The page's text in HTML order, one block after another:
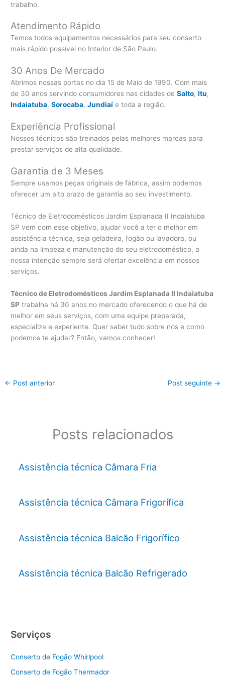
trabalho.
Atendimento Rápido
Temos todos equipamentos necessários para seu conserto
mais rápido possível no Interior de São Paulo.
30 Anos De Mercado
Abrimos nossas portas no dia 15 de Maio de 1990. Com mais
de 30 anos servindo consumidores nas cidades deSalto,Itu,
Indaiatuba,Sorocaba,Jundiaí e toda a região.
Experiência Profissional
Nossos técnicos são treinados pelas melhores marcas para
prestar serviços de alta qualidade.
Garantia de 3 Meses
Sempre usamos peças originais de fábrica, assim podemos
oferecer um alto prazo de garantia ao seu investimento.
Técnico de Eletrodomésticos Jardim Esplanada II Indaiatuba
SP vem com esse objetivo, ajudar você a ter o melhor em
assistência técnica, seja geladeira, fogão ou lavadora, ou
ainda na limpeza e manutenção do seu eletrodoméstico, a
nossa intenção sempre será ofertar excelência em nossos
serviços.
Técnico de Eletrodomésticos Jardim Esplanada II Indaiatuba
SP trabalha há 30 anos no mercado oferecendo o que há de
melhor em seus serviços, com uma equipe preparada,
especializa e experiente. Quer saber tudo sobre nós e como
podemos te ajudar? Então, vamos conhecer!
← Post anterior Post seguinte →
Posts relacionados
Assistência técnica Câmara Fria
Assistência técnica Câmara Frigorífica
Assistência técnica Balcão Frigorífico
Assistência técnica Balcão Refrigerado
Serviços
Conserto de Fogão Whirlpool
Conserto de Fogão Thermador